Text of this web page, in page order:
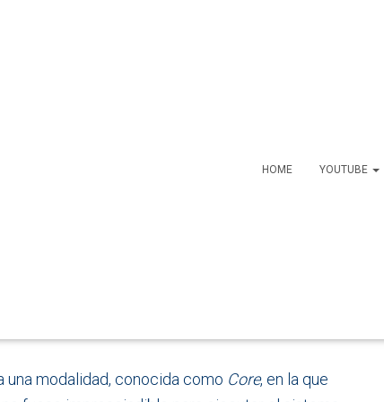
HOME YOUTUBE
una modalidad, conocida como Core, en la que